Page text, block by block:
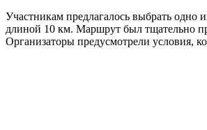
Участникам предлагалось выбрать одно
длиной 10 км. Маршрут был тщательно
Организаторы предусмотрели условия,